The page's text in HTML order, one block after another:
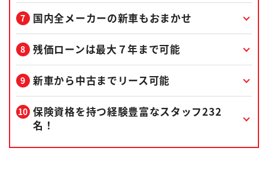
国内全メーカーの新車もおまかせ
残価ローンは最大７年まで可能
新車から中古までリース可能
保険資格を持つ経験豊富なスタッフ232
名！